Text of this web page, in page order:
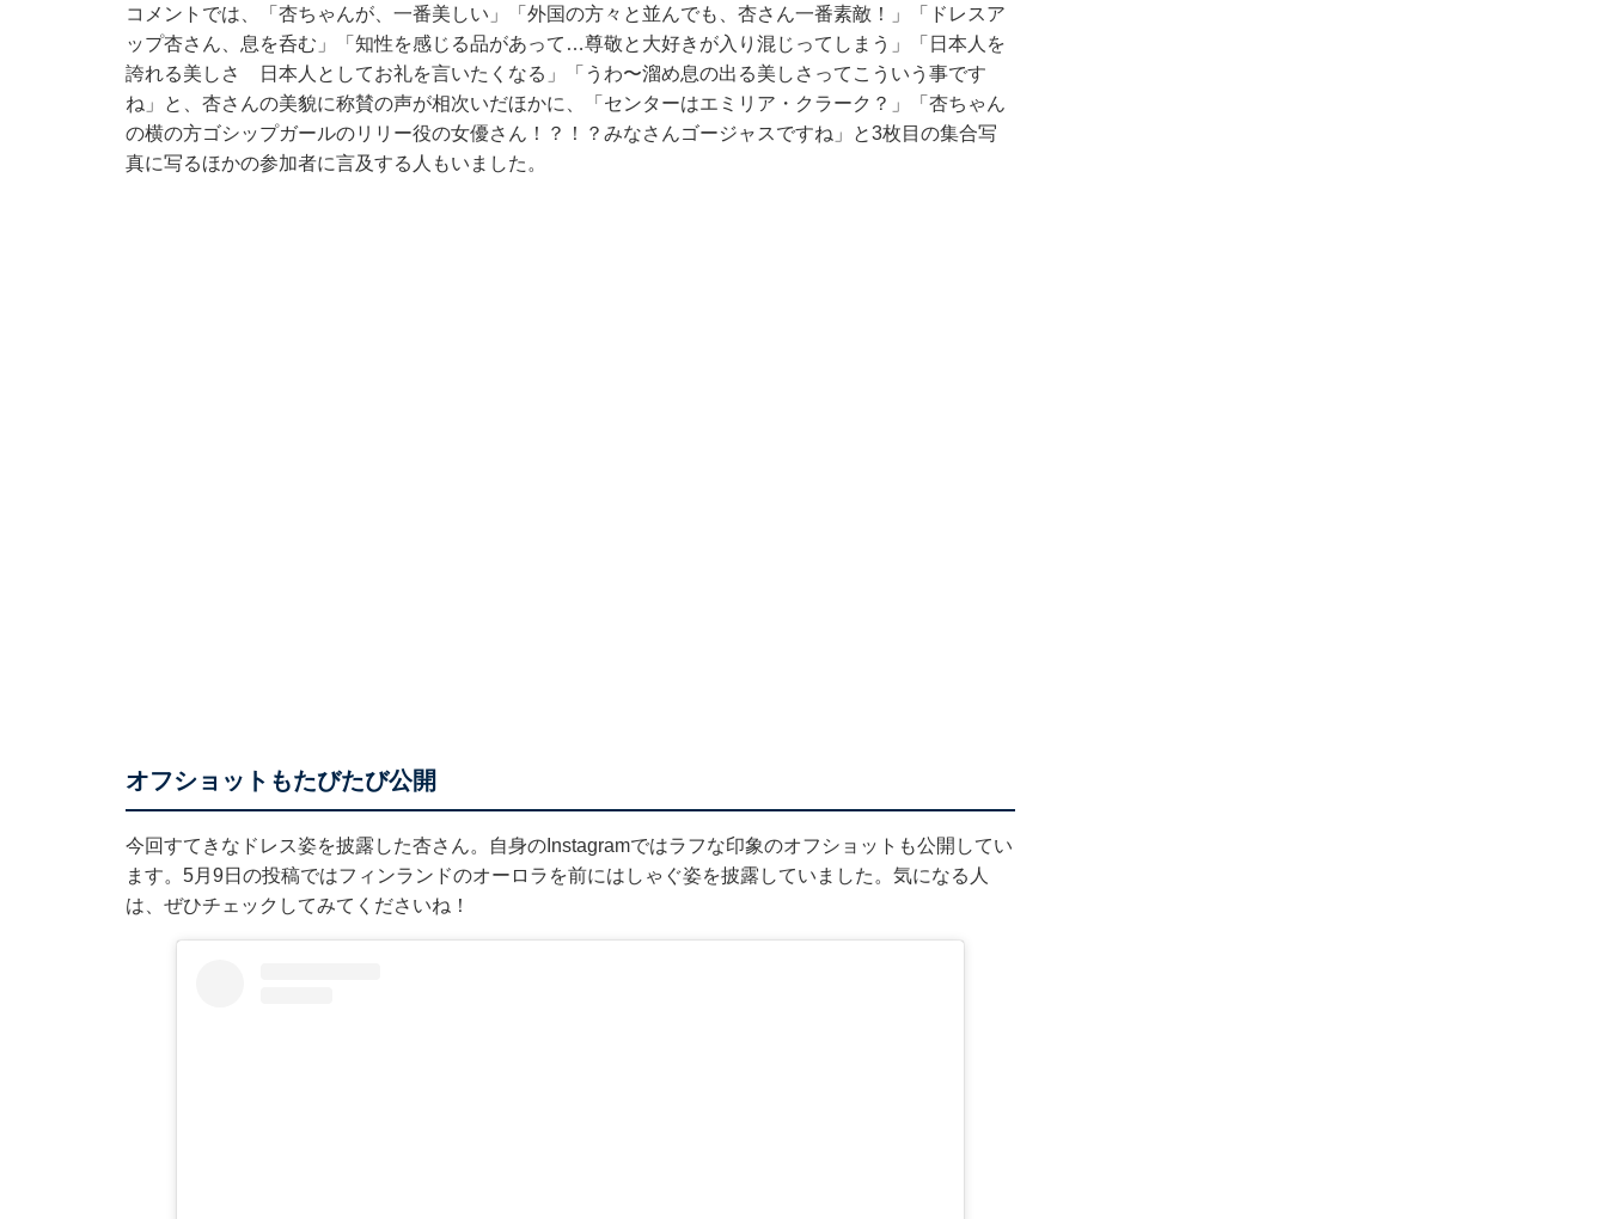
コメントでは、「杏ちゃんが、一番美しい」「外国の方々と並んでも、杏さん一番素敵！」「ドレスア
ップ杏さん、息を呑む」「知性を感じる品があって…尊敬と大好きが入り混じってしまう」「日本人を
誇れる美しさ 日本人としてお礼を言いたくなる」「うわ〜溜め息の出る美しさってこういう事です
ね」と、杏さんの美貌に称賛の声が相次いだほかに、「センターはエミリア・クラーク？」「杏ちゃん
の横の方ゴシップガールのリリー役の女優さん！？！？みなさんゴージャスですね」と3枚目の集合写
真に写るほかの参加者に言及する人もいました。
オフショットもたびたび公開
今回すてきなドレス姿を披露した杏さん。自身のInstagramではラフな印象のオフショットも公開してい
ます。5月9日の投稿ではフィンランドのオーロラを前にはしゃぐ姿を披露していました。気になる人
は、ぜひチェックしてみてくださいね！